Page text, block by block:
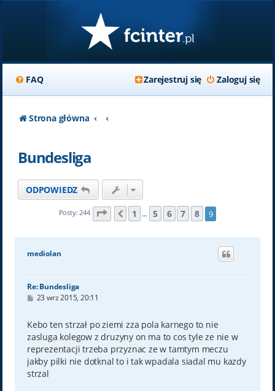
FAQ Zaloguj się
Zarejestruj się
Strona główna
Bundesliga
ODPOWIEDZ
Posty: 244 Strona 9z 9
Poprzednia
1 … 5 6 7 8 9
mediolan
Re: Bundesliga
P
t
23 wrz 2015, 20:11
Kebo ten strzał po ziemi zza pola karnego to nie
zasluga kolegow z druzyny on ma to cos tyle ze nie w
reprezentacji trzeba przyznac ze w tamtym meczu
jakby pilki nie dotknal to i tak wpadala siadal mu kazdy
strzal